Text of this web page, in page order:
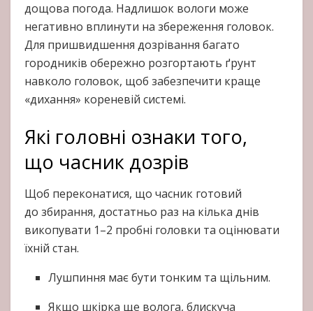
дощова погода. Надлишок вологи може
негативно вплинути на збереження головок.
Для пришвидшення дозрівання багато
городників обережно розгортають ґрунт
навколо головок, щоб забезпечити краще
«дихання» кореневій системі.
Які головні ознаки того,
що часник дозрів
Щоб переконатися, що часник готовий
до збирання, достатньо раз на кілька днів
викопувати 1–2 пробні головки та оцінювати
їхній стан.
Лушпиння має бути тонким та щільним.
Якщо шкірка ще волога, блискуча